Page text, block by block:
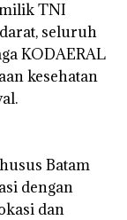
TNI
seluruh
KODAERAL
kesehatan
Batam
dengan
dan